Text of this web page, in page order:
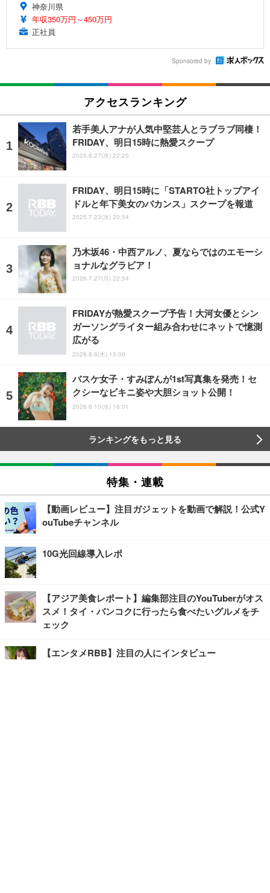
神奈川県
年収350万円～450万円
正社員
Sponsored by
アクセスランキング
若手美人アナが人気中堅芸人とラブラブ同棲！
FRIDAY、明日15時に熱愛スクープ
2025.8.27(水) 22:20
FRIDAY、明日15時に「STARTO社トップアイ
ドルと年下美女のバカンス」スクープを報道
2025.7.23(水) 20:54
乃木坂46・中西アルノ、夏ならではのエモーシ
ョナルなグラビア！
2026.7.27(月) 22:54
FRIDAYが熱愛スクープ予告！大河女優とシン
ガーソングライター組み合わせにネットで憶測
広がる
2026.8.6(木) 13:00
バスケ女子・すみぽんが1st写真集を発売！セ
クシーなビキニ姿や大胆ショット公開！
2026.6.10(水) 18:01
ランキングをもっと見る
特集・連載
【動画レビュー】注目ガジェットを動画で解説！公式Y
ouTubeチャンネル
10G光回線導入レポ
【アジア美食レポート】編集部注目のYouTuberがオス
スメ！タイ・バンコクに行ったら食べたいグルメをチ
ェック
【エンタメRBB】注目の人にインタビュー